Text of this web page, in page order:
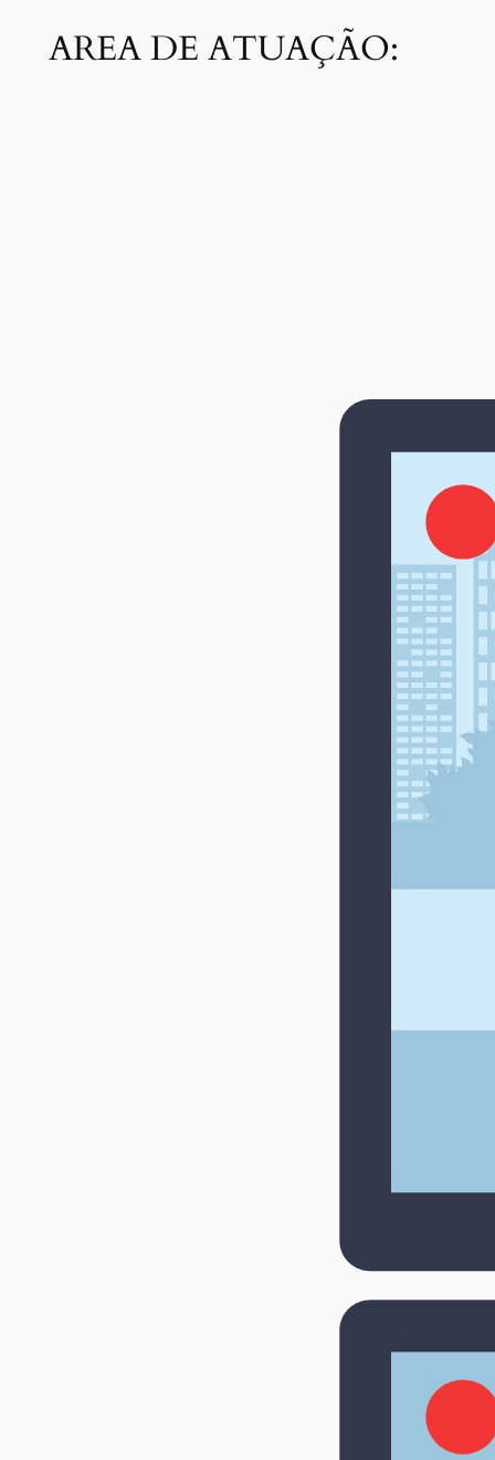
AREA DE ATUAÇÃO: